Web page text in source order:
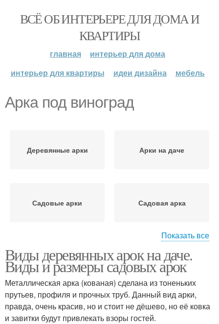
ВСЁ ОБ ИНТЕРЬЕРЕ ДЛЯ ДОМА И
КВАРТИРЫ
главная
интерьер для дома
интерьер для квартиры
идеи дизайна мебель
Арка под виноград
Деревянные арки Арки на даче
Садовые арки Садовая арка
Арки в ландшафте Арки в саду
Арка из металла Арка из дерева
Показать все
Виды деревянных арок на даче.
Виды и размеры садовых арок
Металлическая арка (кованая) сделана из тоненьких
прутьев, профиля и прочных труб. Данный вид арки,
правда, очень красив, но и стоит не дёшево, но её ковка
и завитки будут привлекать взоры гостей.